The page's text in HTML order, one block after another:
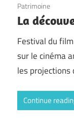
Patrimoine
La
Festival du
sur le cinéma
les
Continue